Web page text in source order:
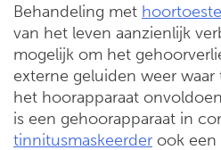
Behandeling met
van het leven aanzienlijk
mogelijk om het
externe geluiden weer
het hoorapparaat
is een gehoorapparaat in
tinnitusmaskeerder ook een